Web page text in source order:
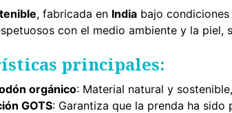
, fabricada en India bajo
con el medio ambiente y la piel,
principales:
orgánico: Material natural y sostenible,
GOTS: Garantiza que la prenda ha